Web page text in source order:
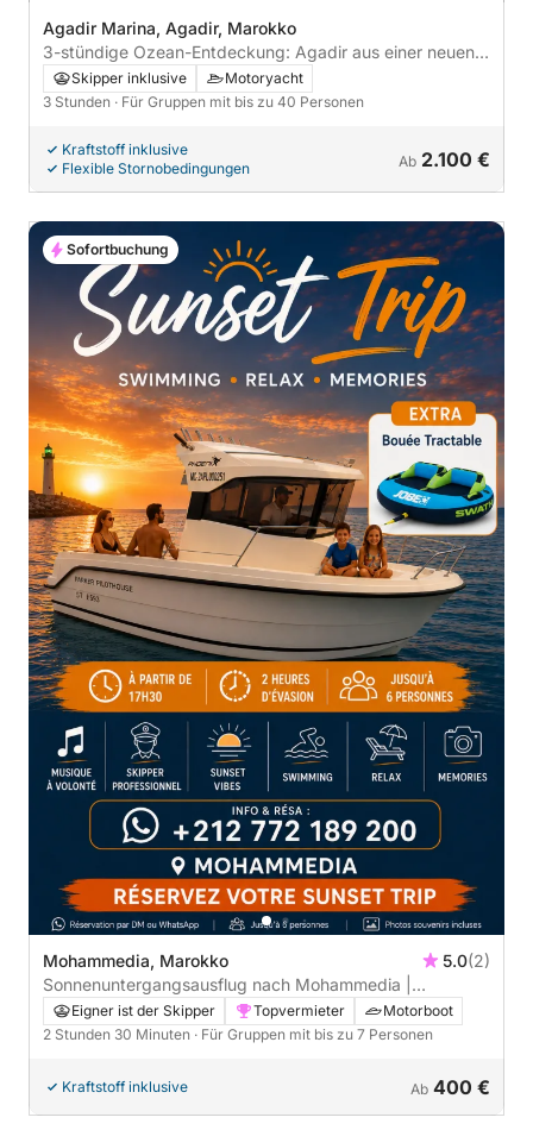
Agadir Marina, Agadir, Marokko
3-stündige Ozean-Entdeckung: Agadir aus einer neuen
Perspektive
Skipper inklusive
Motoryacht
3 Stunden · Für Gruppen mit bis zu 40 Personen
Kraftstoff inklusive
Flexible Stornobedingungen
Ab 2.100 €
Mohammedia, Marokko 5.0(2)
Sonnenuntergangsausflug nach Mohammedia |
Schwimmen • Sonnenuntergang • Entspannung
Eigner ist der Skipper Topvermieter
Motorboot
2 Stunden 30 Minuten · Für Gruppen mit bis zu 7 Personen
Kraftstoff inklusive Ab 400 €
Sofortbuchung